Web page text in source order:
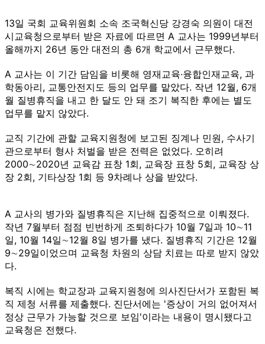
13일 국회 교육위원회 소속 조국혁신당 강경숙 의원이 대전
시교육청으로부터 받은 자료에 따르면 A 교사는 1999년부터
올해까지 26년 동안 대전의 총 6개 학교에서 근무했다.
A 교사는 이 기간 담임을 비롯해 영재교육·융합인재교육, 과
학동아리, 교통안전지도 등의 업무를 맡았다. 작년 12월, 6개
월 질병휴직을 내고 한 달도 안 돼 조기 복직한 후에는 별도
업무를 맡지 않았다.
교직 기간에 관할 교육지원청에 보고된 징계나 민원, 수사기
관으로부터 형사 처벌을 받은 전력은 없었다. 오히려
2000∼2020년 교육감 표창 1회, 교육장 표창 5회, 교육장 상
장 2회, 기타상장 1회 등 9차례나 상을 받았다.
A 교사의 병가와 질병휴직은 지난해 집중적으로 이뤄졌다.
작년 7월부터 점점 빈번하게 조퇴하다가 10월 7일과 10∼11
일, 10월 14일∼12월 8일 병가를 냈다. 질병휴직 기간은 12월
9∼29일이었으며 교육청 차원의 상담 치료는 따로 받지 않았
다.
복직 시에는 학교장과 교육지원청에 의사진단서가 포함된 복
직 제청 서류를 제출했다. 진단서에는 '증상이 거의 없어져서
정상 근무가 가능할 것으로 보임'이라는 내용이 명시됐다고
교육청은 전했다.